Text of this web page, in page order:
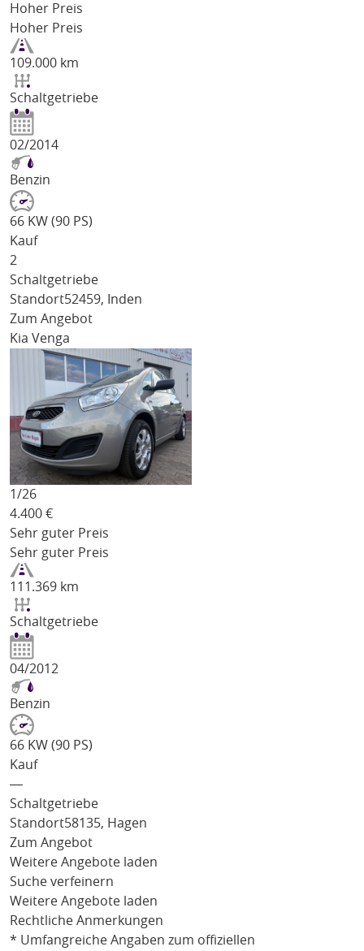
Hoher Preis
Hoher Preis
109.000 km
Schaltgetriebe
02/2014
Benzin
66 KW (90 PS)
Kauf
2
Schaltgetriebe
Standort52459, Inden
Zum Angebot
Kia Venga
1/26
4.400 €
Sehr guter Preis
Sehr guter Preis
111.369 km
Schaltgetriebe
04/2012
Benzin
66 KW (90 PS)
Kauf
―
Schaltgetriebe
Standort58135, Hagen
Zum Angebot
Weitere Angebote laden
Suche verfeinern
Weitere Angebote laden
Rechtliche Anmerkungen
* Umfangreiche Angaben zum offiziellen